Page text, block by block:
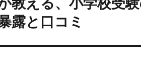
と口コミ